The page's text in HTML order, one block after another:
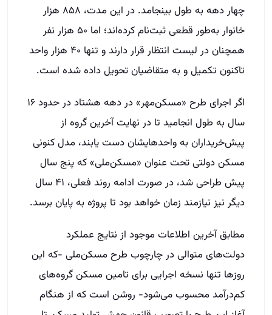
چهار دهه به طول بینجامد. در این مدت، ۸۵۸ هزار
خانوار به‌طور قطعی ثبت‌نام کرده‌اند؛ اما ۵۰ هزار نفر
همچنان در لیست انتظار قرار دارند و تنها ۴۰ هزار واحد
تاکنون تکمیل و به متقاضیان تحویل داده شده است.
اگر اجرای طرح «مسکن‌مهر» در دهه هشتاد در حدود ۱۶
سال به طول انجامید تا در نهایت آخرین گروه از
پیش‌خریداران به واحدهایشان دست یابند، مدل کنونی
مسکن دولتی تحت عنوان «مسکن‌ملی» که پنج سال
پیش طراحی شد، در صورت ادامه روند فعلی، ۴۱ سال
دیگر نیز نیازمند زمان خواهد بود تا پروژه به پایان برسد.
مطابق آخرین اطلاعات موجود از نتایج عملکرد
دولت‌های متوالی در چارچوب طرح مسکن‌ملی -که این
روزها تنها نسخه اجرایی برای تامین مسکن گروه‌های
کم‌درآمد محسوب می‌شود- روشن است که از هنگام